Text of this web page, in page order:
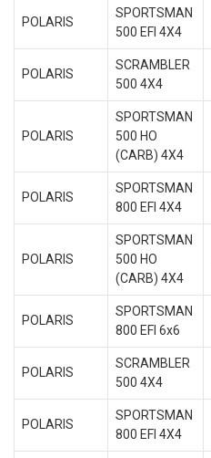
POLARIS
SPORTSMAN
500 EFI 4X4
POLARIS
SCRAMBLER
500 4X4
POLARIS
SPORTSMAN
500 HO
(CARB) 4X4
POLARIS
SPORTSMAN
800 EFI 4X4
POLARIS
SPORTSMAN
500 HO
(CARB) 4X4
POLARIS
SPORTSMAN
800 EFI 6x6
POLARIS
SCRAMBLER
500 4X4
POLARIS
SPORTSMAN
800 EFI 4X4